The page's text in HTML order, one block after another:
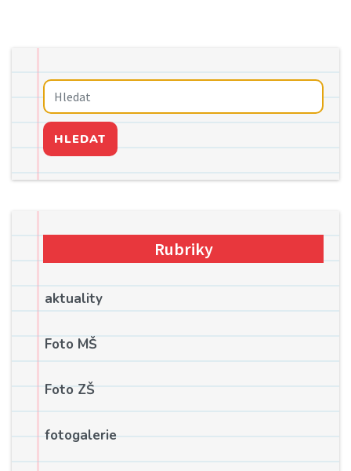
HLEDAT
Rubriky
aktuality
Foto MŠ
Foto ZŠ
fotogalerie